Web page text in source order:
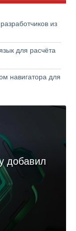
из
для расчёта
навигатора для
добавил